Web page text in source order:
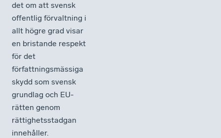
det om att svensk
offentlig förvaltning i
allt högre grad visar
en bristande respekt
för det
författningsmässiga
skydd som svensk
grundlag och EU-
rätten genom
rättighetsstadgan
innehåller.